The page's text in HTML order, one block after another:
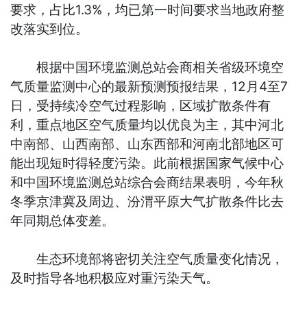
要求，占比1.3%，均已第一时间要求当地政府整
改落实到位。
根据中国环境监测总站会商相关省级环境空
气质量监测中心的最新预测预报结果，12月4至7
日，受持续冷空气过程影响，区域扩散条件有
利，重点地区空气质量均以优良为主，其中河北
中南部、山西南部、山东西部和河南北部地区可
能出现短时得轻度污染。此前根据国家气候中心
和中国环境监测总站综合会商结果表明，今年秋
冬季京津冀及周边、汾渭平原大气扩散条件比去
年同期总体变差。
生态环境部将密切关注空气质量变化情况，
及时指导各地积极应对重污染天气。